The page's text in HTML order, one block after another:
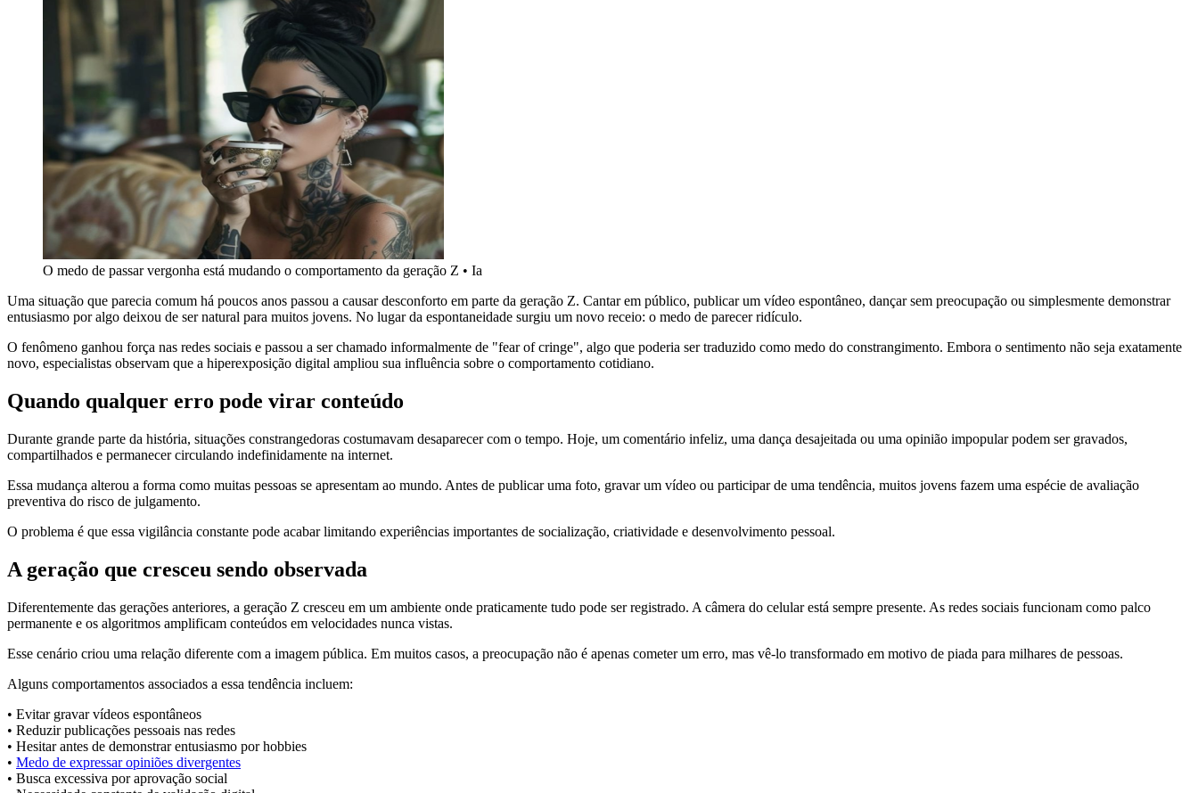
O medo de passar vergonha está mudando o comportamento da geração Z • Ia
Uma situação que parecia comum há poucos anos passou a causar desconforto em parte da geração Z. Cantar em público, publicar um vídeo espontâneo, dançar sem preocupação ou simplesmente demonstrar
entusiasmo por algo deixou de ser natural para muitos jovens. No lugar da espontaneidade surgiu um novo receio: o medo de parecer ridículo.
O fenômeno ganhou força nas redes sociais e passou a ser chamado informalmente de "fear of cringe", algo que poderia ser traduzido como medo do constrangimento. Embora o sentimento não seja exatamente
novo, especialistas observam que a hiperexposição digital ampliou sua influência sobre o comportamento cotidiano.
Quando qualquer erro pode virar conteúdo
Durante grande parte da história, situações constrangedoras costumavam desaparecer com o tempo. Hoje, um comentário infeliz, uma dança desajeitada ou uma opinião impopular podem ser gravados,
compartilhados e permanecer circulando indefinidamente na internet.
Essa mudança alterou a forma como muitas pessoas se apresentam ao mundo. Antes de publicar uma foto, gravar um vídeo ou participar de uma tendência, muitos jovens fazem uma espécie de avaliação
preventiva do risco de julgamento.
O problema é que essa vigilância constante pode acabar limitando experiências importantes de socialização, criatividade e desenvolvimento pessoal.
A geração que cresceu sendo observada
Diferentemente das gerações anteriores, a geração Z cresceu em um ambiente onde praticamente tudo pode ser registrado. A câmera do celular está sempre presente. As redes sociais funcionam como palco
permanente e os algoritmos amplificam conteúdos em velocidades nunca vistas.
Esse cenário criou uma relação diferente com a imagem pública. Em muitos casos, a preocupação não é apenas cometer um erro, mas vê-lo transformado em motivo de piada para milhares de pessoas.
Alguns comportamentos associados a essa tendência incluem:
• Evitar gravar vídeos espontâneos
• Reduzir publicações pessoais nas redes
• Hesitar antes de demonstrar entusiasmo por hobbies
• Medo de expressar opiniões divergentes
• Busca excessiva por aprovação social